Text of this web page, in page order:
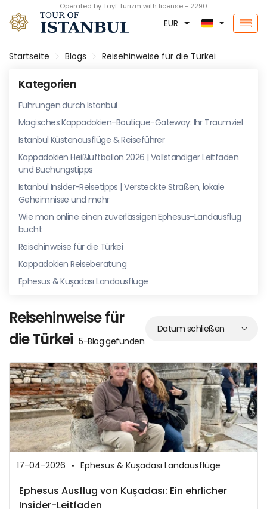
Operated by Tayf Turizm with license - 2290
EUR
Startseite Blogs Reisehinweise für die Türkei
Kategorien
Führungen durch Istanbul
Magisches Kappadokien-Boutique-Gateway: Ihr Traumziel
Istanbul Küstenausflüge & Reiseführer
Kappadokien Heißluftballon 2026 | Vollständiger Leitfaden
und Buchungstipps
Istanbul Insider-Reisetipps | Versteckte Straßen, lokale
Geheimnisse und mehr
Wie man online einen zuverlässigen Ephesus-Landausflug
bucht
Reisehinweise für die Türkei
Kappadokien Reiseberatung
Ephesus & Kuşadası Landausflüge
Reisehinweise für
die Türkei 5-Blog gefunden
17-04-2026 Ephesus & Kuşadası Landausflüge
Ephesus Ausflug von Kuşadası: Ein ehrlicher
Insider-Leitfaden